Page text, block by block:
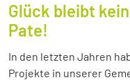
Glück bleibt
Pate!
In den letzten Jahren
Projekte in unserer